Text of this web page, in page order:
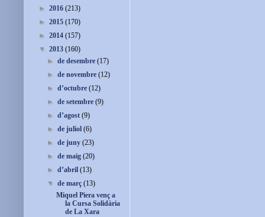
► 2016 (213)
► 2015 (170)
► 2014 (157)
▼ 2013 (160)
►de desembre(17)
►de novembre(12)
►d’octubre(12)
►de setembre(9)
►d’agost(9)
►de juliol(6)
►de juny(23)
►de maig(20)
►d’abril(13)
▼de març(13)
Miquel Piera venç a
la Cursa Solidària
de La Xara